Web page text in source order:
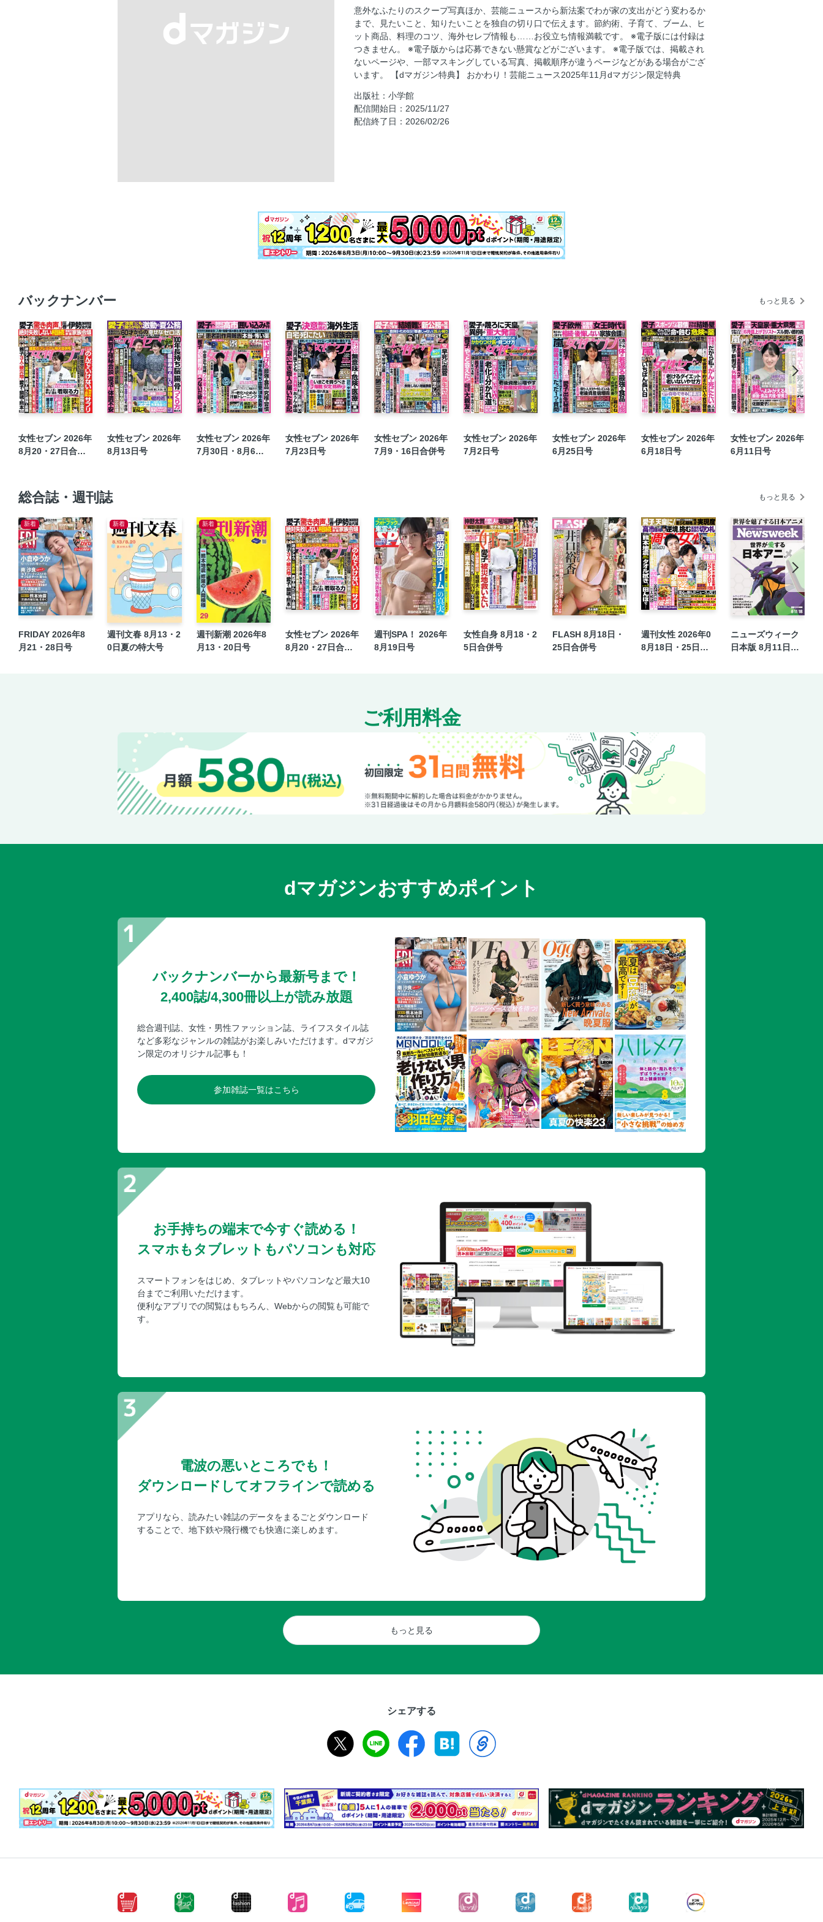
連続テレビ小説『ばけばけ』イマカラ、ミテモ、タノシイ！
愛子さま 愛に包まれ、24年。
目次
愛子さま 天皇家の品格を示されて ラオス「感動と極限の6日間」全幕内
中居正広「フジ巨額訴訟に〝想定外〟」見えた復帰の光明
IKKO「緊急入院でドラマ降板」現場騒然の一部始終
上皇后美智子さま「オペ担当医」が逮捕で体内のご不安
知らないと体を壊す 危険なジェネリック薬
老後資金「やってはいけない使い方」「後悔しない使い方」
室井滋「ゆうべのヒミツ」
今村翔吾「この駅で」
鏡リュウジ「星々からの手紙」
簡単！ 楽ちん！ 毎日「ひとり鍋」16
〝閉経から5年後〟に要注意 〝第二の更年期〟乗り越え術
オバ記者エッセイ「いつも心にさざ波を！」
法律相談事務所
和田秀樹「逆説の健康相談室」
斎藤幸平「夜明けのコモン」
山田美保子の山田EYEモード
オーバー60 初心者でも！ 人生を豊かにする大人の習い事43
健康長寿秘メソッド 100年ずっと聞こえる「耳」のつくり方
60才からの簡単メンテ「頭皮ほぐし」で10才若返る！
腸を若返らせる「最強の食品」「究極の菌活」
大注目連載スタート!! 『ママってサバサバしてるから』は私たちの〝救世主〟!?
知念英和と行く ディズニー・クリスマス 10年ぶりの〝大変身〟
八木勇征 君だけの上司
私の最初の晩餐／高橋惠子さん
NEWS ご機嫌な乾杯！
【特典】おかわり！芸能ニュース2025年11月 dマガジン限定特典
意外なふたりのスクープ写真ほか、芸能ニュースから新法案でわが家の支出がどう変わるか
まで、見たいこと、知りたいことを独自の切り口で伝えます。節約術、子育て、ブーム、ヒ
ット商品、料理のコツ、海外セレブ情報も……お役立ち情報満載です。 ※電子版には付録は
つきません。 ※電子版からは応募できない懸賞などがございます。 ※電子版では、掲載され
ないページや、一部マスキングしている写真、掲載順序が違うページなどがある場合がござ
います。 【dマガジン特典】 おかわり！芸能ニュース2025年11月dマガジン限定特典
出版社：小学館
配信開始日：2025/11/27
配信終了日：2026/02/26
バックナンバー もっと見る
女性セブン 2026年
8月20・27日合併
女性セブン 2026年
8月13日号
女性セブン 2026年
7月30日・8月6日
女性セブン 2026年
7月23日号
女性セブン 2026年
7月9・16日合併号
女性セブン 2026年
7月2日号
女性セブン 2026年
6月25日号
女性セブン 2026年
6月18日号
女性セブン 2026年
6月11日号
総合誌・週刊誌 もっと見る
新着
FRIDAY 2026年8
月21・28日号
新着
週刊文春 8月13・2
0日夏の特大号
新着
週刊新潮 2026年8
月13・20日号
女性セブン 2026年
8月20・27日合併
週刊SPA！ 2026年
8月19日号
女性自身 8月18・2
5日合併号
FLASH 8月18日・
25日合併号
週刊女性 2026年0
8月18日・25日合
ニューズウィーク
日本版 8月11日・1
ご利用料金
dマガジンおすすめポイント
バックナンバーから最新号まで！
2,400誌/4,300冊以上が読み放題
総合週刊誌、女性・男性ファッション誌、ライフスタイル誌
など多彩なジャンルの雑誌がお楽しみいただけます。dマガジ
ン限定のオリジナル記事も！
参加雑誌一覧はこちら
お手持ちの端末で今すぐ読める！
スマホもタブレットもパソコンも対応
スマートフォンをはじめ、タブレットやパソコンなど最大10
台までご利用いただけます。
便利なアプリでの閲覧はもちろん、Webからの閲覧も可能で
す。
電波の悪いところでも！
ダウンロードしてオフラインで読める
アプリなら、読みたい雑誌のデータをまるごとダウンロード
することで、地下鉄や飛行機でも快適に楽しめます。
もっと見る
シェアする